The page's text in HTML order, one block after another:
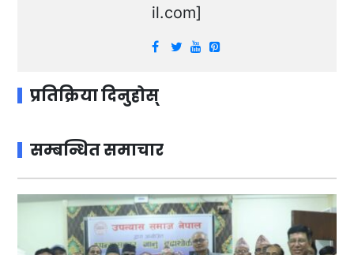
il.com]
प्रतिक्रिया दिनुहोस्
सम्बन्धित समाचार